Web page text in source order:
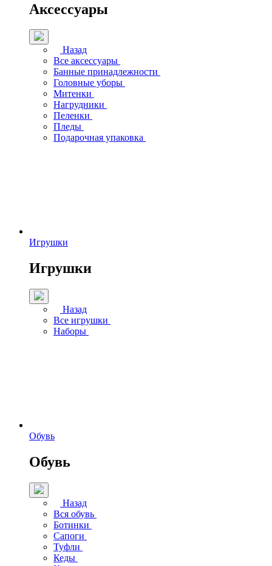
Аксессуары
Назад
Все аксессуары
Банные принадлежности
Головные уборы
Митенки
Нагрудники
Пеленки
Пледы
Подарочная упаковка
Игрушки
Игрушки
Назад
Все игрушки
Наборы
Обувь
Обувь
Назад
Вся обувь
Ботинки
Сапоги
Туфли
Кеды